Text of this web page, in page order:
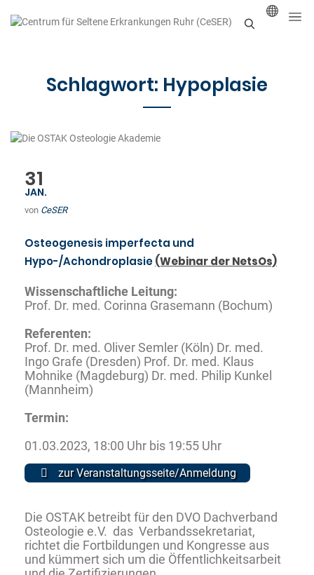
c
Schlagwort: Hypoplasie
31
JAN.
von CeSER
Osteogenesis imperfecta und
Hypo-/Achondroplasie(Webinar der NetsOs)
Wissenschaftliche Leitung:
Prof. Dr. med. Corinna Grasemann (Bochum)
Referenten:
Prof. Dr. med. Oliver Semler (Köln) Dr. med.
Ingo Grafe (Dresden) Prof. Dr. med. Klaus
Mohnike (Magdeburg) Dr. med. Philip Kunkel
(Mannheim)
Termin:
01.03.2023, 18:00 Uhr bis 19:55 Uhr
zur Veranstaltungsseite/Anmeldung
Die OSTAK betreibt für den DVO Dachverband
Osteologie e.V. das Verbandssekretariat,
richtet die Fortbildungen und Kongresse aus
und kümmert sich um die Öffentlichkeitsarbeit